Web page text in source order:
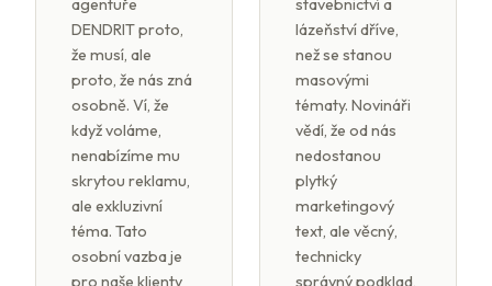
agentuře
DENDRIT proto,
že musí, ale
proto, že nás zná
osobně. Ví, že
když voláme,
nenabízíme mu
skrytou reklamu,
ale exkluzivní
téma. Tato
osobní vazba je
pro naše klienty
stavebnictví a
lázeňství dříve,
než se stanou
masovými
tématy. Novináři
vědí, že od nás
nedostanou
plytký
marketingový
text, ale věcný,
technicky
správný podklad,